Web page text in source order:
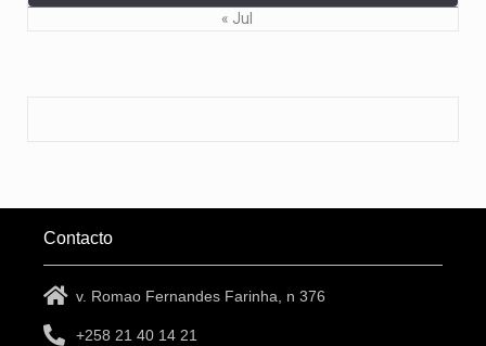
« Jul
Contacto
v. Romao Fernandes Farinha, n 376
+258 21 40 14 21